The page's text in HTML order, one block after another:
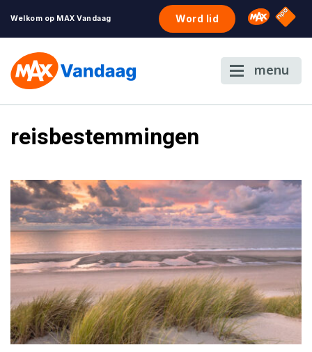
Welkom op MAX Vandaag Word lid Omroep
NPO
menu
reisbestemmingen